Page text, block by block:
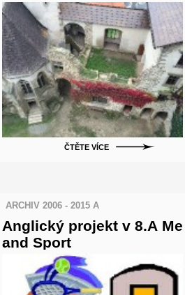
Lipnice"
ČTĚTE VÍCE
ARCHIV 2006 - 2015 A
Anglický projekt v 8.A Me
and Sport